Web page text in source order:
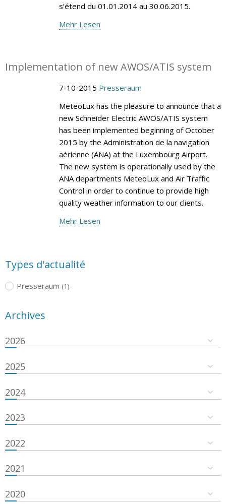
s’étend du 01.01.2014 au 30.06.2015.
Mehr Lesen
Implementation of new AWOS/ATIS system
7-10-2015 Presseraum
MeteoLux has the pleasure to announce that a
new Schneider Electric AWOS/ATIS system
has been implemented beginning of October
2015 by the Administration de la navigation
aérienne (ANA) at the Luxembourg Airport.
The new system is operationally used by the
ANA departments MeteoLux and Air Traffic
Control in order to continue to provide high
quality weather information to our clients.
Mehr Lesen
Types d'actualité
Presseraum (1)
Archives
2026
2025
2024
2023
2022
2021
2020